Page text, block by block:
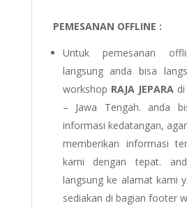
PEMESANAN OFFLINE :
Untuk pemesanan
langsung anda bisa
workshop RAJA JEPARAdi
– Jawa Tengah. anda
informasi kedatangan,
memberikan informasi
kami dengan tepat.
langsung ke alamat kami
sediakan di bagian footer